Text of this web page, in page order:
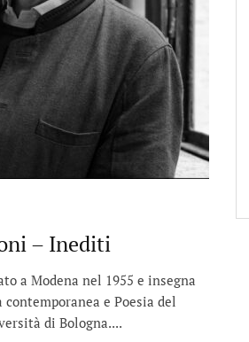
– Inediti
a Modena nel 1955 e insegna
e Poesia del
di Bologna....